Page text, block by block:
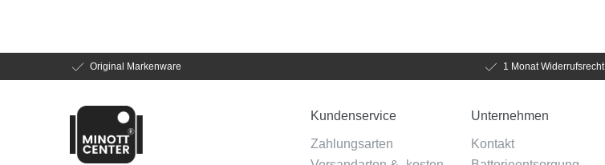
Original Markenware 1 Monat Widerrufsrecht
Kundenservice
Zahlungsarten
Unternehmen
Kontakt